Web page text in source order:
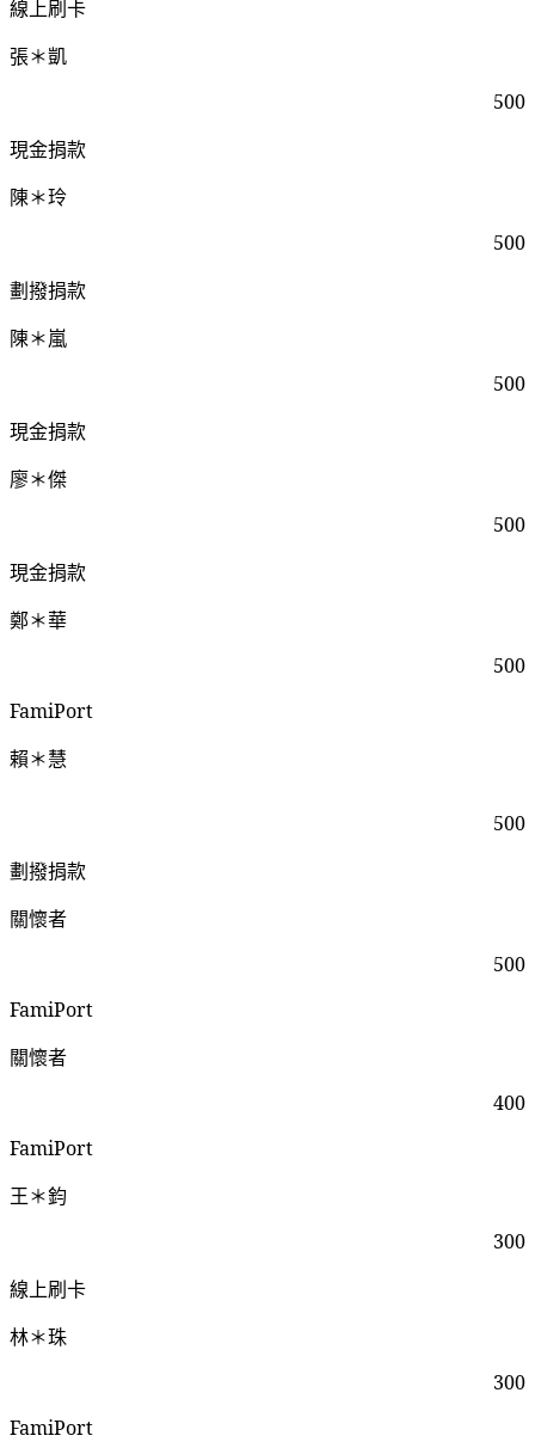
線上刷卡
張＊凱
500
現金捐款
陳＊玲
500
劃撥捐款
陳＊嵐
500
現金捐款
廖＊傑
500
現金捐款
鄭＊華
500
FamiPort
賴＊慧
500
劃撥捐款
關懷者
500
FamiPort
關懷者
400
FamiPort
王＊鈞
300
線上刷卡
林＊珠
300
FamiPort